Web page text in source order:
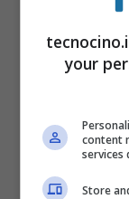
Scheda
your
content
services
Store